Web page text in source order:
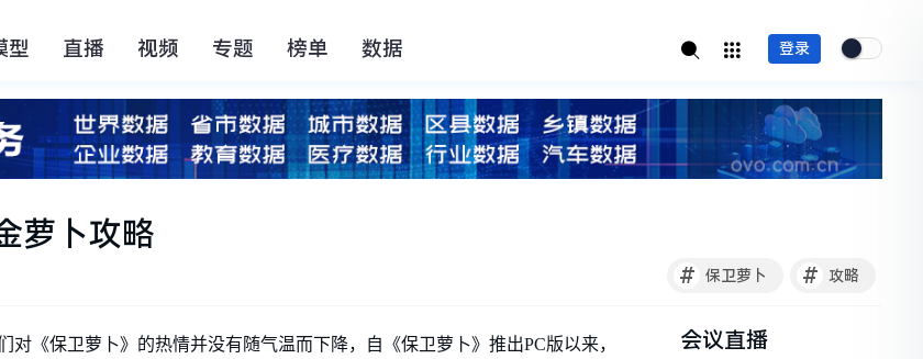
型 直播 视频 专题 榜单 数据 登录
萝卜攻略
# 保卫萝卜 # 攻略
《保卫萝卜》的热情并没有随气温而下降，自《保卫萝卜》推出PC版以来，
会议直播